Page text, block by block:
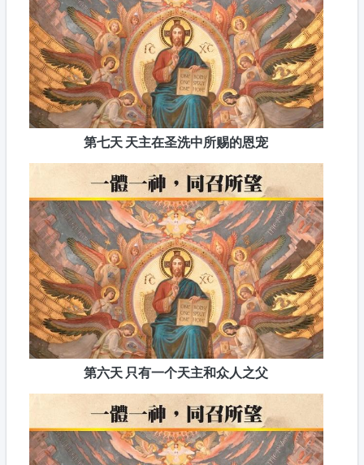
第七天 天主在圣洗中所赐的恩宠
第六天 只有一个天主和众人之父